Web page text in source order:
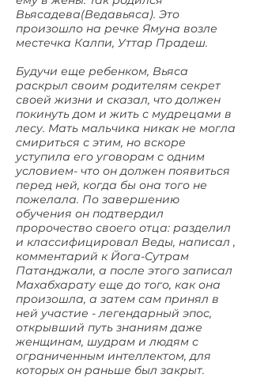
Вьясадева(Ведавьяса). Это
произошло на речке Ямуна возле
местечка Калпи, Уттар Прадеш.
Будучи еще ребенком, Вьяса
раскрыл своим родителям секрет
своей жизни и сказал, что должен
покинуть дом и жить с мудрецами в
лесу. Мать мальчика никак не могла
смириться с этим, но вскоре
уступила его уговорам с одним
условием- что он должен появиться
перед ней, когда бы она того не
пожелала. По завершению
обучения он подтвердил
пророчество своего отца: разделил
и классифицировал Веды, написал ,
комментарий к Йога-Сутрам
Патанджали, а после этого записал
Махабхарату еще до того, как она
произошла, а затем сам принял в
ней участие - легендарный эпос,
открывший путь знаниям даже
женщинам, шудрам и людям с
ограниченным интеллектом, для
которых он раньше был закрыт.